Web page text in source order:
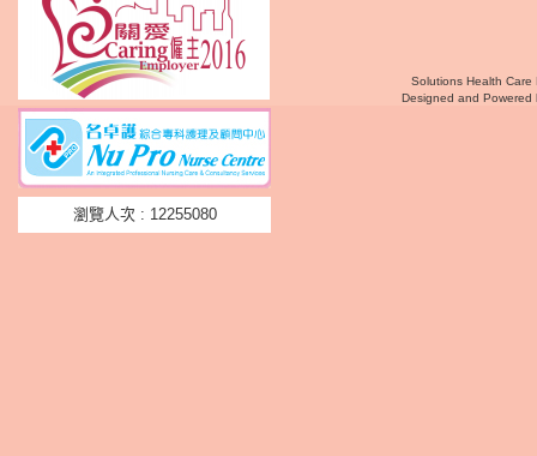
瀏覽人次 : 12255080
Solutions Health Care
Designed and